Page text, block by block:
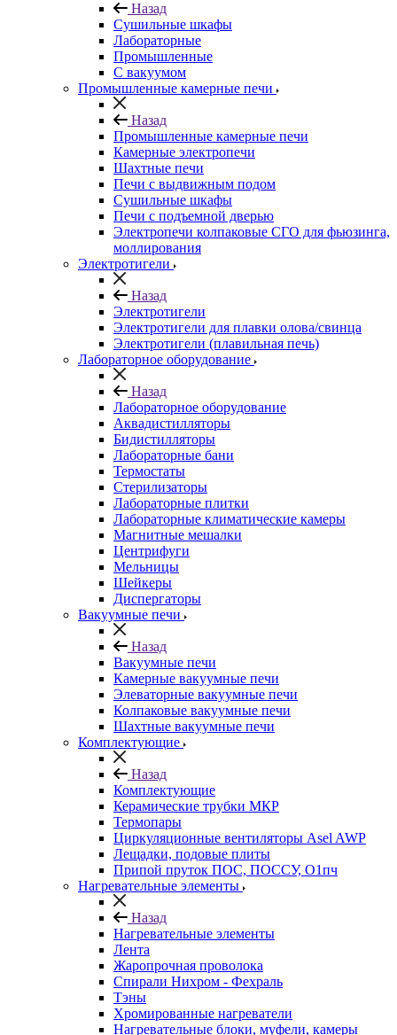
Назад
Сушильные шкафы
Лабораторные
Промышленные
С вакуумом
Промышленные камерные печи
Назад
Промышленные камерные печи
Камерные электропечи
Шахтные печи
Печи с выдвижным подом
Сушильные шкафы
Печи с подъемной дверью
Электропечи колпаковые СГО для фьюзинга,
моллирования
Электротигели
Назад
Электротигели
Электротигели для плавки олова/свинца
Электротигели (плавильная печь)
Лабораторное оборудование
Назад
Лабораторное оборудование
Аквадистилляторы
Бидистилляторы
Лабораторные бани
Термостаты
Стерилизаторы
Лабораторные плитки
Лабораторные климатические камеры
Магнитные мешалки
Центрифуги
Мельницы
Шейкеры
Диспергаторы
Вакуумные печи
Назад
Вакуумные печи
Камерные вакуумные печи
Элеваторные вакуумные печи
Колпаковые вакуумные печи
Шахтные вакуумные печи
Комплектующие
Назад
Комплектующие
Керамические трубки МКР
Термопары
Циркуляционные вентиляторы Asel AWP
Лещадки, подовые плиты
Припой пруток ПОС, ПОССУ, О1пч
Нагревательные элементы
Назад
Нагревательные элементы
Лента
Жаропрочная проволока
Спирали Нихром - Фехраль
Тэны
Хромированные нагреватели
Нагревательные блоки, муфели, камеры